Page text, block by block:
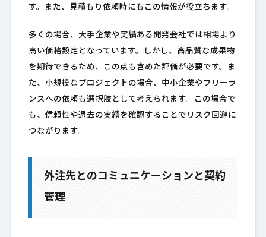
す。また、見積もり依頼時にもこの情報が役立ちます。
多くの場合、大手企業や実績ある開発会社では相場より
高い価格設定となっています。しかし、高品質な成果物
を期待できるため、この点も含めた評価が必要です。ま
た、小規模なプロジェクトの場合、中小企業やフリーラ
ンスへの依頼も選択肢として考えられます。この場合で
も、信頼性や過去の実績を確認することでリスク回避に
つながります。
外注先とのコミュニケーションと契約
管理